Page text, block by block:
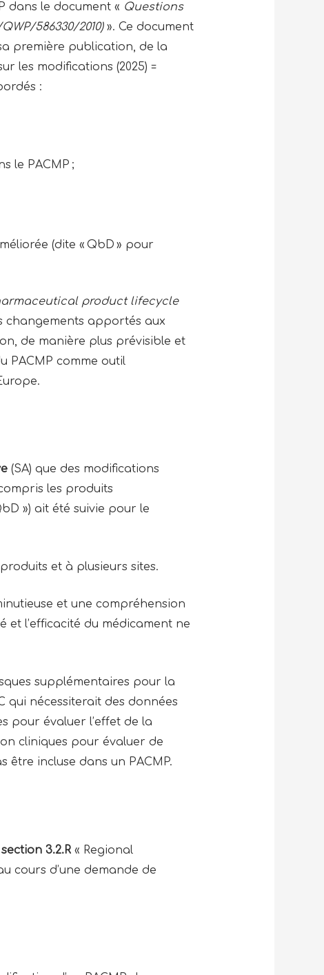
dans le document « Questions
586330/2010)». Ce document
première publication, de la
les modifications (2025) =
:
le PACMP ;
(dite « QbD » pour
product lifecycle
changements apportés aux
de manière plus prévisible et
PACMP comme outil
(SA) que des modifications
les produits
») ait été suivie pour le
et à plusieurs sites.
et une compréhension
l’efficacité du médicament ne
supplémentaires pour la
qui nécessiterait des données
pour évaluer l’effet de la
cliniques pour évaluer de
être incluse dans un PACMP.
section 3.2.R« Regional
cours d’une demande de